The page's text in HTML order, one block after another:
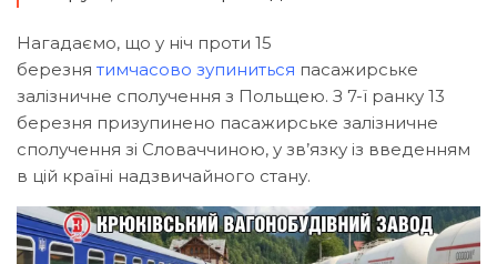
Нагадаємо, що у ніч проти 15
березня тимчасово зупиниться пасажирське
залізничне сполучення з Польщею. З 7-ї ранку 13
березня призупинено пасажирське залізничне
сполучення зі Словаччиною, у зв’язку із введенням
в цій країні надзвичайного стану.